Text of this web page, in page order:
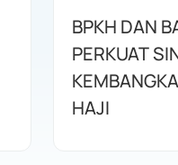
BPKH DAN
PERKUAT
HAJI